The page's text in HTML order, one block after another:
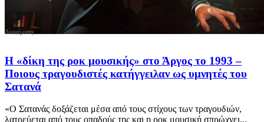
Η «δίκη της ροκ μουσικής» στο Άργος το 1993 –
Ποιους τραγουδιστές κατήγγειλαν ως υμνητές του
Σατανά
«Ο Σατανάς δοξάζεται μέσα από τους στίχους των τραγουδιών,
λατρεύεται από τους οπαδούς της και η ροκ μουσική σπρώχνει...